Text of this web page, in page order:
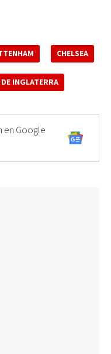
CHELSEA
INGLATERRA
en Google